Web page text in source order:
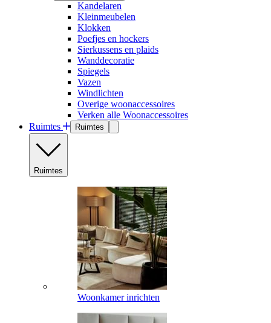
Kandelaren
Kleinmeubelen
Klokken
Poefjes en hockers
Sierkussens en plaids
Wanddecoratie
Spiegels
Vazen
Windlichten
Overige woonaccessoires
Verken alle Woonaccessoires
Ruimtes
Ruimtes
Ruimtes
Woonkamer inrichten